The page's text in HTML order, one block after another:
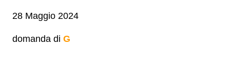
28 Maggio 2024
domanda di G